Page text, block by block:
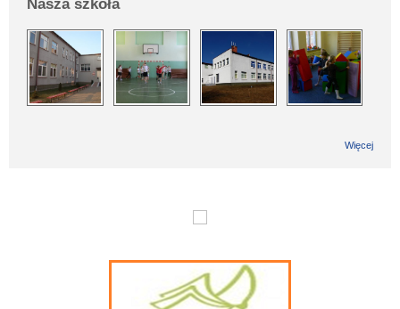
Więcej